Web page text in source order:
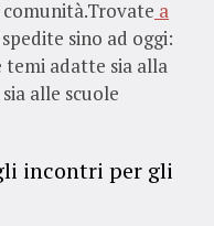
a
sino ad oggi:
temi adatte sia alla
alle scuole
incontri per gli